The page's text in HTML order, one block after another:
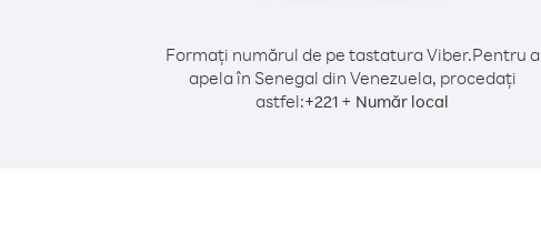
Formați numărul de pe tastatura Viber.Pentru a
apela în Senegal din Venezuela, procedați
astfel:+221 + Număr local